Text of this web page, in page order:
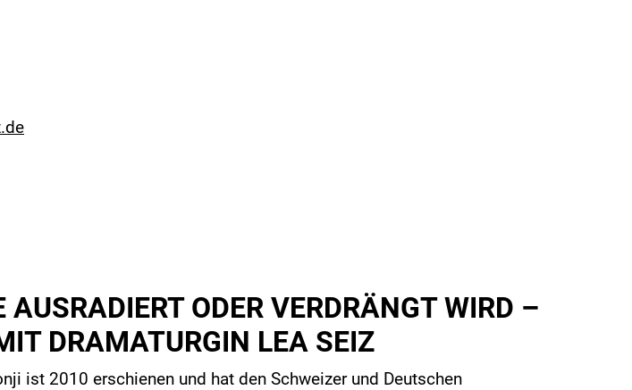
ODER VERDRÄNGT WIRD –
DRAMATURGIN LEA SEIZ
ist 2010 erschienen und hat den Schweizer und Deutschen